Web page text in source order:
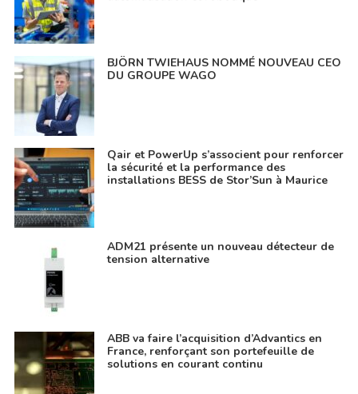
BJÖRN TWIEHAUS NOMMÉ NOUVEAU CEO
DU GROUPE WAGO
Qair et PowerUp s’associent pour renforcer
la sécurité et la performance des
installations BESS de Stor’Sun à Maurice
ADM21 présente un nouveau détecteur de
tension alternative
ABB va faire l’acquisition d’Advantics en
France, renforçant son portefeuille de
solutions en courant continu